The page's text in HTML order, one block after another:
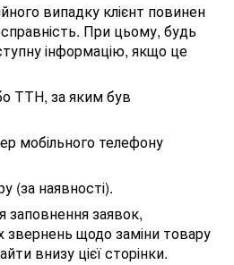
випадку клієнт повинен
При цьому, будь
інформацію, якщо це
ТТН, за яким був
мобільного телефону
(за наявності).
заповнення заявок,
звернень щодо заміни товару
внизу цієї сторінки.